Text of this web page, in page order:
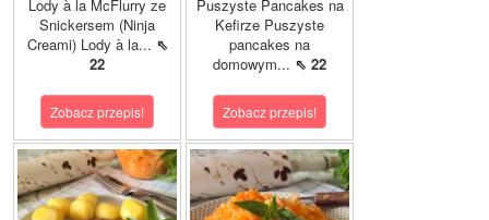
Lody à la McFlurry ze
Snickersem (Ninja
Creami) Lody à la... ⇖
22
Zobacz przepis!
Puszyste Pancakes na
Kefirze Puszyste
pancakes na
domowym... ⇖ 22
Zobacz przepis!